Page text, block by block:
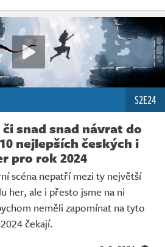
S2E24
snad snad návrat do
nejlepších českých i
pro rok 2024
scéna nepatří mezi ty největší
her, ale i přesto jsme na ni
neměli zapomínat na tyto
čekají.